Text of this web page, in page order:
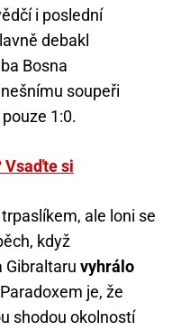
i poslední
debakl
Bosna
soupeři
1:0.
Vsaďte si
ale loni se
když
Gibraltaru vyhrálo
Paradoxem je, že
shodou okolností